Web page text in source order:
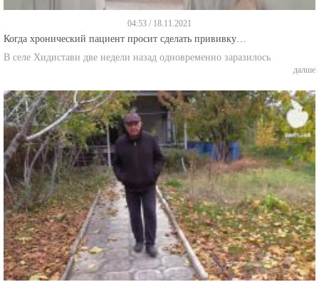
04:53 / 18.11.2021
Когда хронический пациент просит сделать прививку…
В селе Хидистави две недели назад одновременно заразилось
далше